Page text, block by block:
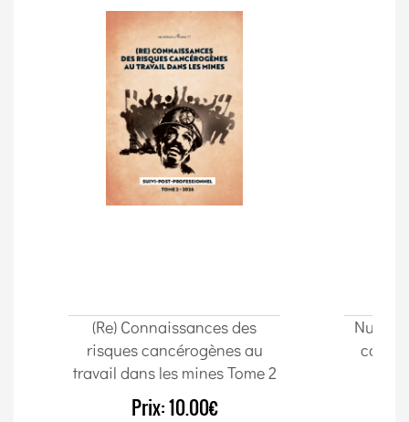
(Re) Connaissances des
risques cancérogènes au
travail dans les mines Tome 2
Prix:10.00€
Nuta